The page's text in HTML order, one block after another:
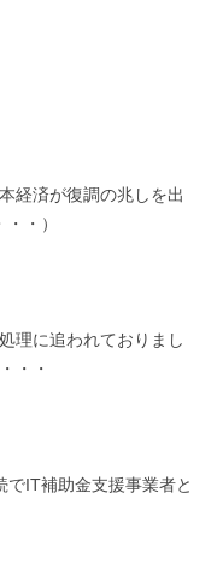
経済が復調の兆しを出
・）
理に追われておりまし
・・
でIT補助金支援事業者と